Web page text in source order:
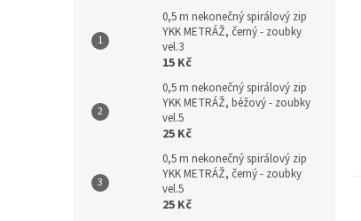
0,5 m nekonečný spirálový zip
YKK METRÁŽ, černý - zoubky
vel.3
15 Kč
0,5 m nekonečný spirálový zip
YKK METRÁŽ, béžový - zoubky
vel.5
25 Kč
0,5 m nekonečný spirálový zip
YKK METRÁŽ, černý - zoubky
vel.5
25 Kč